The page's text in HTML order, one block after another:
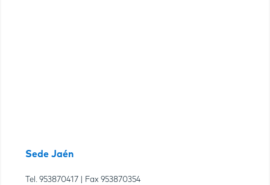
Sede Jaén
Tel. 953870417 | Fax 953870354